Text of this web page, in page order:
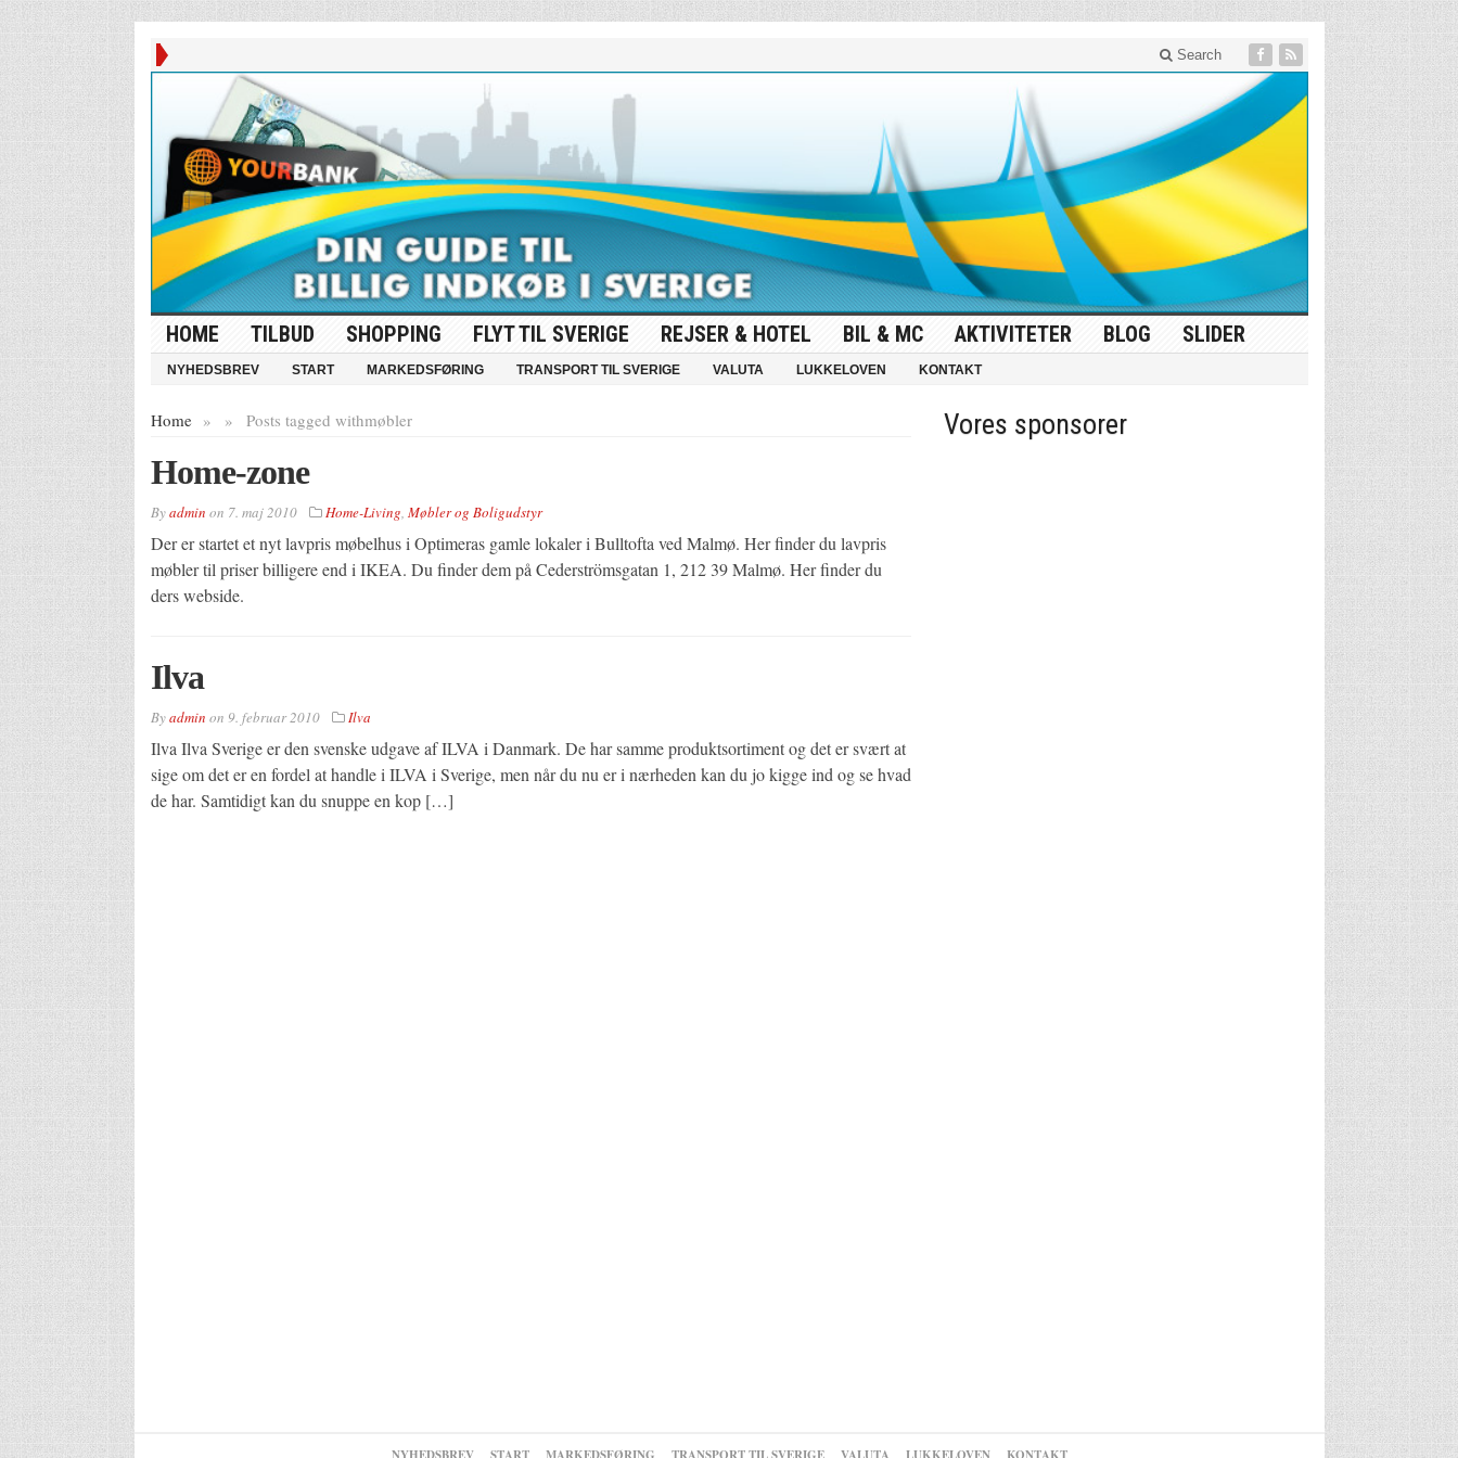
Search
HOME TILBUD SHOPPING FLYT TIL SVERIGE REJSER & HOTEL BIL & MC AKTIVITETER BLOG SLIDER
NYHEDSBREV START MARKEDSFØRING TRANSPORT TIL SVERIGE VALUTA LUKKELOVEN KONTAKT
Home » Posts tagged with
» møbler
Home-zone
Byadmin on 7. maj 2010 Home-Living, Møbler og Boligudstyr
Der er startet et nyt lavpris møbelhus i Optimeras gamle lokaler i Bulltofta ved Malmø. Her finder du lavpris
møbler til priser billigere end i IKEA. Du finder dem på Cederströmsgatan 1, 212 39 Malmø. Her finder du
ders webside.
Ilva
Byadmin on 9. februar 2010 Ilva
Ilva Ilva Sverige er den svenske udgave af ILVA i Danmark. De har samme produktsortiment og det er svært at
sige om det er en fordel at handle i ILVA i Sverige, men når du nu er i nærheden kan du jo kigge ind og se hvad
de har. Samtidigt kan du snuppe en kop […]
Vores sponsorer